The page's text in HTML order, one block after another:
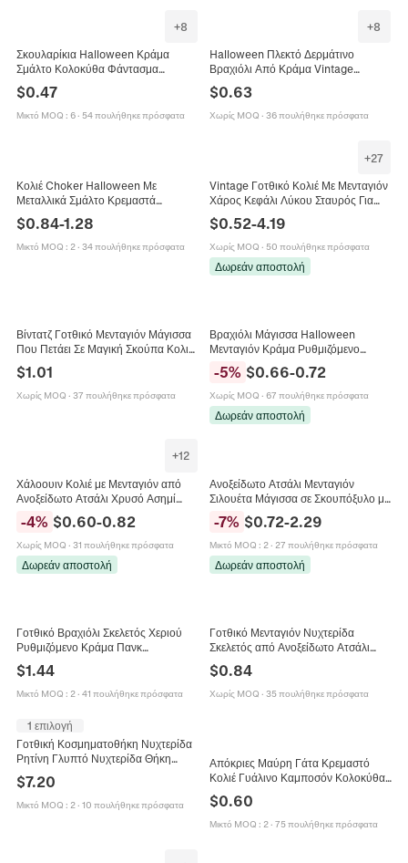
+8
Σκουλαρίκια Halloween Κράμα
Σμάλτο Κολοκύθα Φάντασμα
Νυχτερίδα Μάτι Cupcake
Κοσμήματα Για Πάρτι Γυναικεία
Δώρα
$0.47
Μικτό MOQ : 6· 54 πουλήθηκε πρόσφατα
+8
Halloween Πλεκτό Δερμάτινο
Βραχιόλι Από Κράμα Vintage
Γυάλινο Cabochon Κολοκύθα
Μάγισσα Φάντασμα
Πολυστρωματικό Κόσμημα Unisex
$0.63
Χωρίς MOQ · 36 πουλήθηκε πρόσφατα
Κολιέ Choker Halloween Με
Μεταλλικά Σμάλτο Κρεμαστά
Φάντασμα Κολοκύθα Νυχτερίδα
Κορδέλα Πλεκτό Κορδόνι Γοτθικά
Κοσμήματα
$0.84-1.28
Μικτό MOQ : 2· 34 πουλήθηκε πρόσφατα
+27
Vintage Γοτθικό Κολιέ Με Μενταγιόν
Χάρος Κεφάλι Λύκου Σταυρός Για
Άνδρες Γυναίκες Ανοξείδωτο Ατσάλι
Αλυσίδα Box Punk Κοσμήματα
$0.52-4.19
Χωρίς MOQ · 50 πουλήθηκε πρόσφατα
Δωρεάν αποστολή
Βίντατζ Γοτθικό Μενταγιόν Μάγισσα
Που Πετάει Σε Μαγική Σκούπα Κολιέ
Για Γυναίκες Άνδρες Κοσμήματα
Πάρτι Χάλοουιν Κράμα
$1.01
Χωρίς MOQ · 37 πουλήθηκε πρόσφατα
Βραχιόλι Μάγισσα Halloween
Μενταγιόν Κράμα Ρυθμιζόμενο
Κορδόνι Κεριού Κάρτα Δώρου
-5% $0.66-0.72
Χωρίς MOQ · 67 πουλήθηκε πρόσφατα
Δωρεάν αποστολή
+12
Χάλοουιν Κολιέ με Μενταγιόν από
Ανοξείδωτο Ατσάλι Χρυσό Ασημί
Γάτα Γοτθικά Κοσμήματα για Άνδρες
Γυναίκες
-4% $0.60-0.82
Χωρίς MOQ · 31 πουλήθηκε πρόσφατα
Δωρεάν αποστολή
Ανοξείδωτο Ατσάλι Μενταγιόν
Σιλουέτα Μάγισσα σε Σκουπόξυλο με
Πάρτι DIY Αξεσουάρ
-7% $0.72-2.29
Μικτό MOQ : 2· 27 πουλήθηκε πρόσφατα
Δωρεάν αποστολή
Γοτθικό Βραχιόλι Σκελετός Χεριού
Ρυθμιζόμενο Κράμα Πανκ
Κοσμήματα Αξεσουάρ Halloween Για
Γυναίκες
$1.44
Μικτό MOQ : 2· 41 πουλήθηκε πρόσφατα
Γοτθικό Μενταγιόν Νυχτερίδα
Σκελετός από Ανοξείδωτο Ατσάλι
Κολιέ για Άνδρες Γυναίκες
Halloween Πανκ Κόσμημα Δώρο
$0.84
Χωρίς MOQ · 35 πουλήθηκε πρόσφατα
1 επιλογή
Γοτθική Κοσμηματοθήκη Νυχτερίδα
Ρητίνη Γλυπτό Νυχτερίδα Θήκη
Αποθήκευσης Halloween
Διακόσμηση Σπιτιού Αντίκ
Μπρούτζος Μυστηριώδη
$7.20
Μικτό MOQ : 2· 10 πουλήθηκε πρόσφατα
Απόκριες Μαύρη Γάτα Κρεμαστό
Κολιέ Γυάλινο Καμποσόν Κολοκύθα
Νυχτερίδα Vintage Κοσμήματα Για
Γυναίκες
$0.60
Μικτό MOQ : 2· 75 πουλήθηκε πρόσφατα